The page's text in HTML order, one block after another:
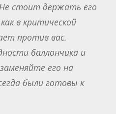
Не стоит держать его
в критической
против вас.
баллончика и
его на
были готовы к